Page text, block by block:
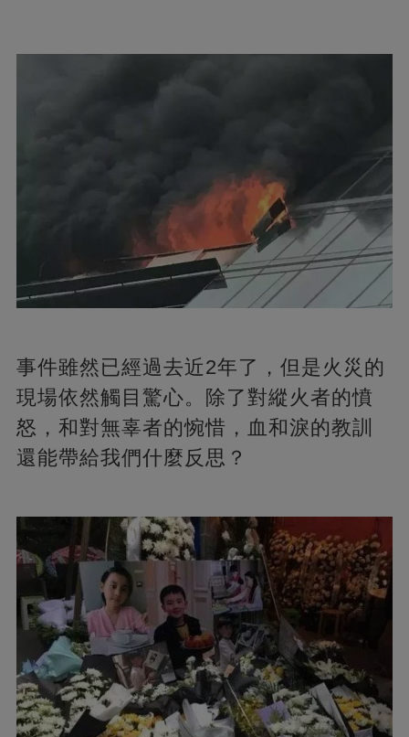
事件雖然已經過去近2年了，但是火災的
現場依然觸目驚心。除了對縱火者的憤
怒，和對無辜者的惋惜，血和淚的教訓
還能帶給我們什麼反思？